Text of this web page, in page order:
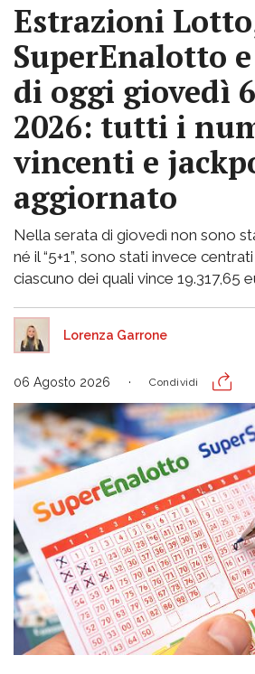
Estrazioni
SuperEnalotto
di oggi giovedì
2026: tutti i
vincenti e
aggiornato
Nella serata di giovedì non sono
né il “5+1”, sono stati invece centrati
ciascuno dei quali vince 19.317,65
Lorenza Garrone
06 Agosto 2026 Condividi